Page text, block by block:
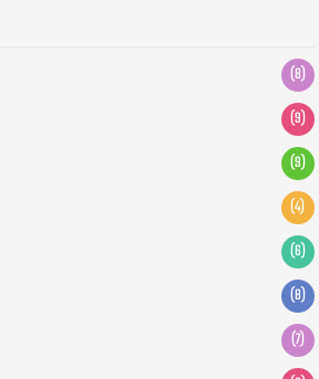
(8)
(9)
(9)
(4)
(6)
(8)
(7)